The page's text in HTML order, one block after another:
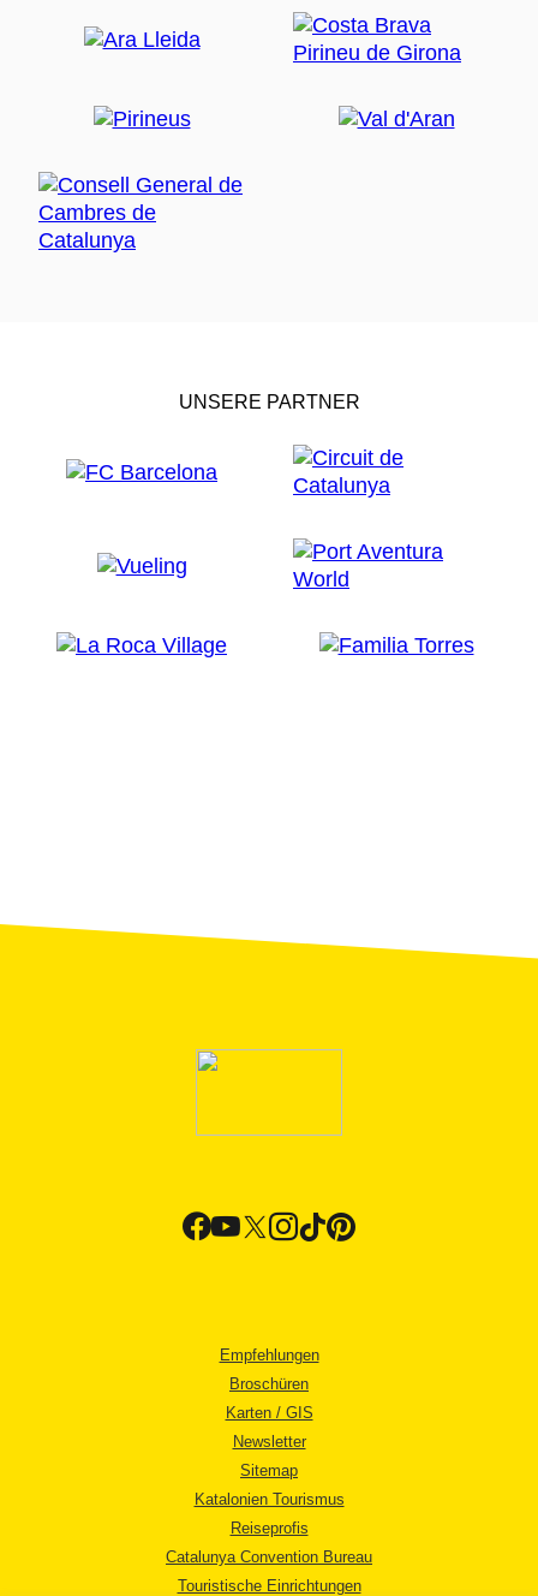
UNSERE PARTNER
Empfehlungen
Broschüren
Karten / GIS
Newsletter
Sitemap
Katalonien Tourismus
Reiseprofis
Catalunya Convention Bureau
Touristische Einrichtungen